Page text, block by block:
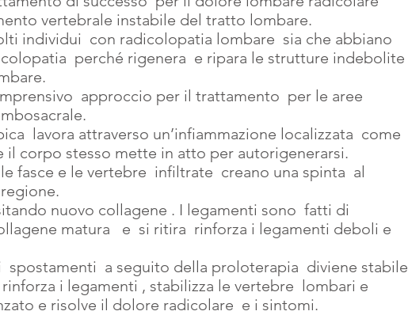
vertebrale instabile del tratto lombare.
individui  con radicolopatia lombare  sia che abbiano
perché rigenera  e ripara le strutture indebolite
approccio per il trattamento  per le aree
lavora attraverso un’infiammazione localizzata  come
il corpo stesso mette in atto per autorigenerarsi.
fasce e le vertebre  infiltrate  creano una spinta  al
nuovo collagene . I legamenti sono  fatti di
matura   e  si ritira  rinforza i legamenti deboli e
spostamenti  a seguito della proloterapia  diviene stabile
i legamenti , stabilizza le vertebre  lombari e
e risolve il dolore radicolare  e i sintomi.